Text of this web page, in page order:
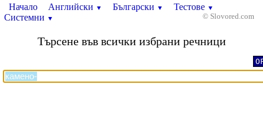
Начало Английски ▼ Български ▼ Тестове ▼
Системни ▼ © Slovored.com
Търсене във всички избрани речници